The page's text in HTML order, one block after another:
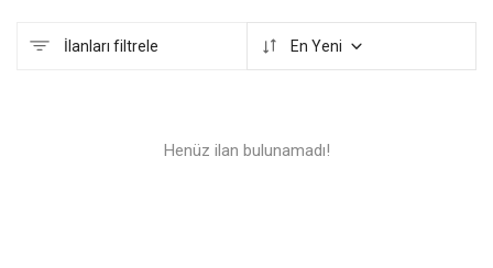
ekleİlanları filtrele En Yeni
Henüz ilan bulunamadı!